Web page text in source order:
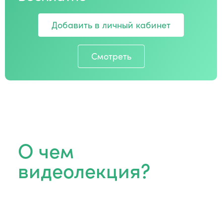
Добавить в личный кабинет
Смотреть
О чем
видеолекция?